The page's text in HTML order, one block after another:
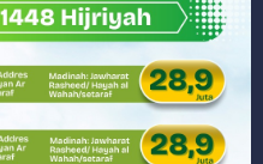
SUMATERA BARAT
SUMATERA BARAT
Koperasi Jadi Motor Penggerak Ekonomi Rakyat